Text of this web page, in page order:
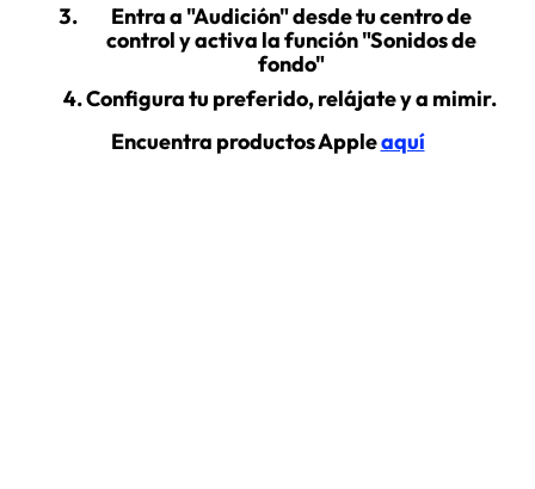
Entra a "Audición" desde tu centro de
control y activa la función "Sonidos de
fondo"
Configura tu preferido, relájate y a mimir.
Encuentra productos Appleaquí